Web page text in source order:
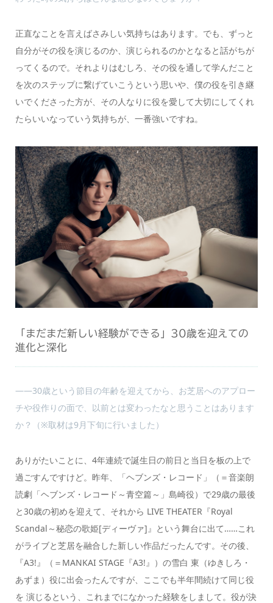
正直なことを言えばさみしい気持ちはあります。でも、ずっと
自分がその役を演じるのか、演じられるのかとなると話がちが
ってくるので。それよりはむしろ、その役を通して学んだこと
を次のステップに繋げていこうという思いや、僕の役を引き継
いでくださった方が、その人なりに役を愛して大切にしてくれ
たらいいなっていう気持ちが、一番強いですね。
「まだまだ新しい経験ができる」30歳を迎えての
進化と深化
――30歳という節目の年齢を迎えてから、お芝居へのアプロー
チや役作りの面で、以前とは変わったなと思うことはあります
か？（※取材は9月下旬に行いました）
ありがたいことに、4年連続で誕生日の前日と当日を板の上で
過ごすんですけど。昨年、「ヘブンズ・レコード」（＝音楽朗
読劇「ヘブンズ・レコード～青空篇～」島崎役）で29歳の最後
と30歳の初めを迎えて、それから LIVE THEATER『Royal
Scandal～秘恋の歌姫[ディーヴァ]』という舞台に出て……これ
がライブと芝居を融合した新しい作品だったんです。その後、
『A3!』（＝MANKAI STAGE『A3!』）の雪白 東（ゆきしろ・
あずま）役に出会ったんですが、ここでも半年間続けて同じ役
を 演じるという、これまでになかった経験をしまして。役が決